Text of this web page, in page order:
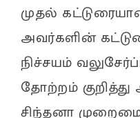
முதல்
அவர்களின்
நிச்சயம்
தோற்றம்
சிந்தனா